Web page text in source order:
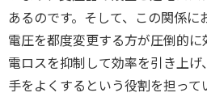
あるのです。そして、この関係に
電圧を都度変更する方が圧倒的
電ロスを抑制して効率を引き上
手をよくするという役割を担って